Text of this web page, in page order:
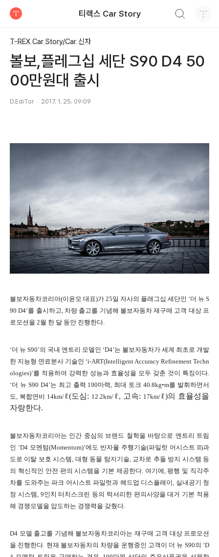
티렉스 Car Story
T-REX Car Story/Car 신차
볼보,플레그십 세단 S90 D4 50
00만원대 출시
D.EdiTor 2017. 1. 25. 09:09
볼보자동차코리아(이윤모 대표)가 25일 자사의 플래그십 세단인 ‘더 뉴 S
90 D4’를 출시하고, 차량 출고를 기념해 볼보자동차 재구매 고객 대상 프
로모션을 2월 한 달 동안 진행한다.
‘더 뉴 S90’의 국내 엔트리 모델인 ‘D4’는 볼보자동차가 세계 최초로 개발
한 지능형 연료분사 기술인 ‘i-ART(Intelligent Accuracy Refinement Techn
ologies)’를 적용하여 강력한 성능과 효율성을 모두 갖춘 것이 특징이다.
‘더 뉴 S90 D4’는 최고 출력 190마력, 최대 토크40.8kg•m를 발휘하면서
도, 복합연비 14km/ℓ(도심: 12.2km/ ℓ, 고속: 17km/ℓ)의 효율성을
자랑한다.
볼보자동차코리아는 인간 중심의 브랜드 철학을 바탕으로 엔트리 트림
인 ‘D4 모멘텀(Momentum)’에도 반자율 주행기술(파일럿 어시스트 II)과
도로 이탈 보호 시스템, 대형 동물 탐지기술, 교차로 추돌 방지 시스템 등
의 혁신적인 안전·편의 시스템을 기본 제공한다. 여기에,평행 및 직각주
차를 도와주는 파크 어시스트 파일럿과 헤드업 디스플레이, 실내공기 청
정 시스템, 9인치 터치스크린 등의 럭셔리한 편의사양을 대거 기본 적용
해 경쟁모델을 압도하는 경쟁력을 갖췄다.
D4 모델 출고를 기념해 볼보자동차코리아는 재구매 고객 대상 프로모션
을 진행한다. 현재 볼보자동차의 차량을 운행중인 고객이 더 뉴 S90의 ‘D